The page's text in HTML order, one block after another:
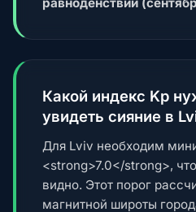
Какой индекс Kp
увидеть сияние в
Для Lviv необходим
<strong>7.0</strong>,
видно. Этот порог
магнитной широты